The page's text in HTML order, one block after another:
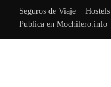
Seguros de Viaje Hostels
Publica en Mochilero.info